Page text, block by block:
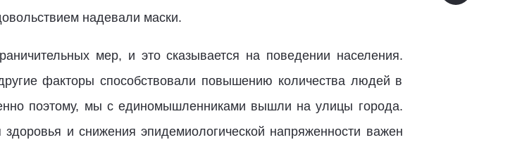
надевали маски.
мер, и это сказывается на поведении населения.
факторы способствовали повышению количества людей в
поэтому, мы с единомышленниками вышли на улицы города.
и снижения эпидемиологической напряженности важен